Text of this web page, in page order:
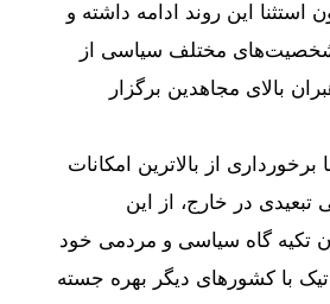
استثنا این روند ادامه داشته و
مختلف سیاسی از
بالای مجاهدین برگزار
از بالاترین امکانات
در خارج، از این
تکیه گاه سیاسی و مردمی خود
با کشورهای دیگر بهره جسته